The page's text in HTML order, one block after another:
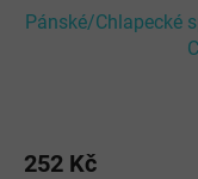
Pánské/Chlapecké
252 Kč